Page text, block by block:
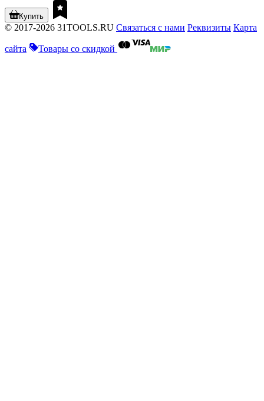
Купить
© 2017-2026 31TOOLS.RU Связаться с нами Реквизиты Карта
сайта Товары со скидкой